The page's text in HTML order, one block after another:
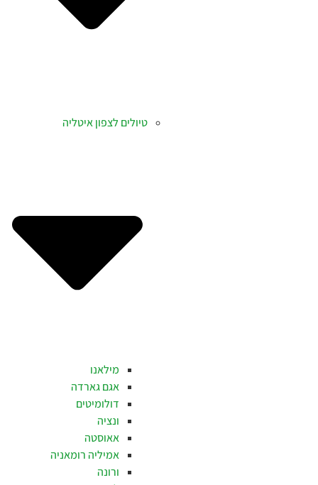
טיולים לצפון איטליה
מילאנו
אגם גארדה
דולומיטים
ונציה
אאוסטה
אמיליה רומאניה
ורונה